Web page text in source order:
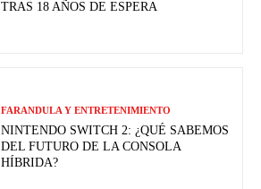
TRAS 18 AÑOS DE ESPERA
FARANDULA Y ENTRETENIMIENTO
NINTENDO SWITCH 2: ¿QUÉ SABEMOS
DEL FUTURO DE LA CONSOLA
HÍBRIDA?